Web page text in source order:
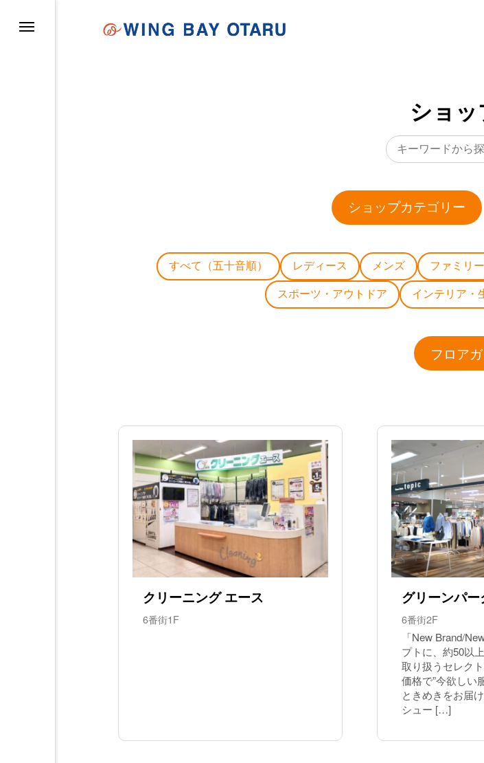
ショ
ショップカテゴリー
すべて（五十音順） レディース メンズ ファミリー
スポーツ・アウトドア インテリア・
フロア
クリーニング エース
6番街1F
グリーンパ
6番街2F
「New Brand/
プトに、約50以
取り扱うセレク
価格で”今欲しい
ときめきをお届
シュー […]